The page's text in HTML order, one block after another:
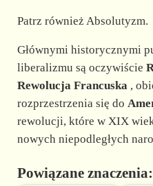
Patrz również Absolutyzm.
Głównymi historycznymi
liberalizmu są oczywiście
Rewolucja Francuska,
rozprzestrzenia się do
rewolucji, które w XIX
nowych niepodległych
Powiązane znaczenia: